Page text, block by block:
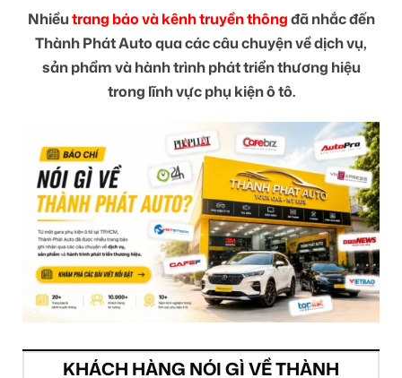
Nhiềutrang báo và kênh truyền thôngđã nhắc đến
Thành Phát Auto qua các câu chuyện về dịch vụ,
sản phẩm và hành trình phát triển thương hiệu
trong lĩnh vực phụ kiện ô tô.
KHÁCH HÀNG NÓI GÌ VỀ THÀNH